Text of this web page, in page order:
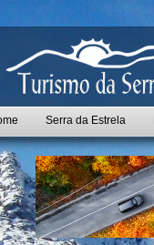
Serra da Estrela